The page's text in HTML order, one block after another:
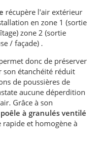
récupère l'air extérieur
en zone 1 (sortie
zone 2 (sortie
/ façade) .
donc de préserver
son étanchéité réduit
de poussières de
aucune déperdition
Grâce à son
poêle à granulés ventilé
et homogène à